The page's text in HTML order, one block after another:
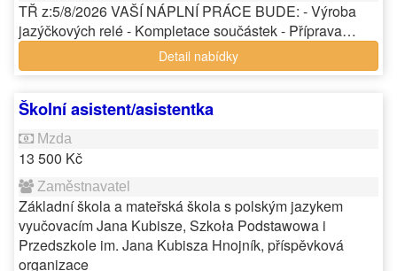
TŘ z:5/8/2026 VAŠÍ NÁPLNÍ PRÁCE BUDE: - Výroba
jazýčkových relé - Kompletace součástek - Příprava…
Detail nabídky
Školní asistent/asistentka
13 500 Kč
Základní škola a mateřská škola s polským jazykem
vyučovacím Jana Kubisze, Szkoła Podstawowa i
Przedszkole im. Jana Kubisza Hnojník, příspěvková
organizace